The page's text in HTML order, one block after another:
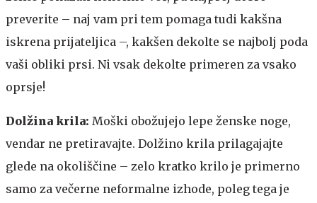
preverite – naj vam pri tem pomaga tudi kakšna
iskrena prijateljica –, kakšen dekolte se najbolj poda
vaši obliki prsi. Ni vsak dekolte primeren za vsako
oprsje!
Dolžina krila: Moški obožujejo lepe ženske noge,
vendar ne pretiravajte. Dolžino krila prilagajajte
glede na okoliščine – zelo kratko krilo je primerno
samo za večerne neformalne izhode, poleg tega je